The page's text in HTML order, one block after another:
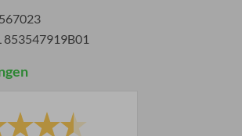
853547919B01